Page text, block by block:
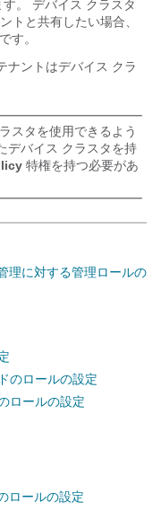
。 デバイス クラスタ
トと共有したい場合、
す。
ナントはデバイス クラ
スタを使用できるよう
デバイス クラスタを持
特権を持つ必要があ
理に対する管理ロールの
のロールの設定
ロールの設定
ロールの設定